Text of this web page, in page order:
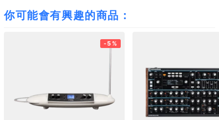
你可能會有興趣的商品：
-5%